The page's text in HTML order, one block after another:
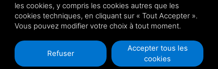
de Google .
les cookies, y compris les cookies autres que les
cookies techniques, en cliquant sur « Tout Accepter ».
Vous pouvez modifier votre choix à tout moment.
Refuser
Accepter tous les
cookies